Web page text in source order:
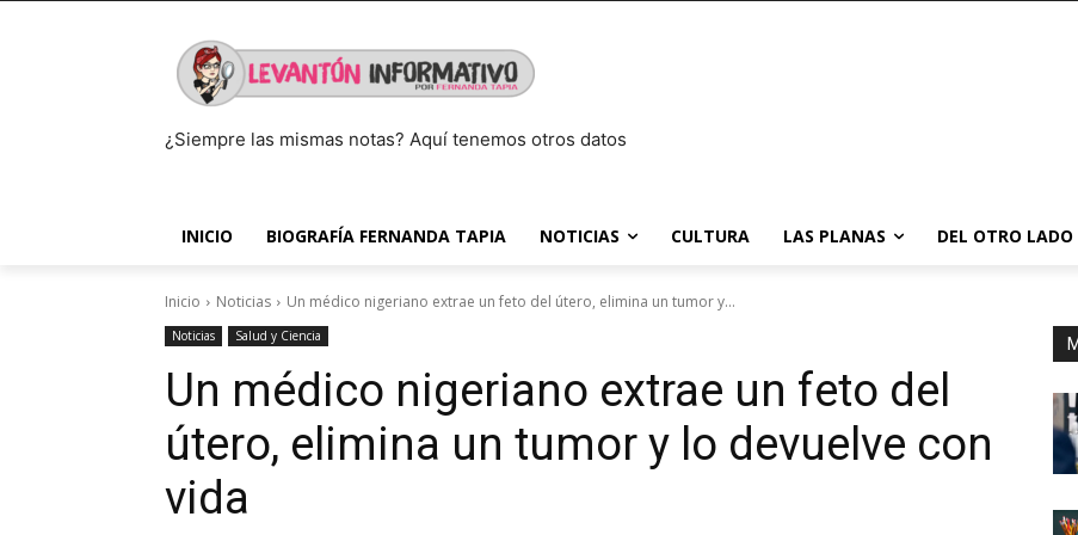
¿Siempre las mismas notas? Aquí tenemos otros datos
INICIO BIOGRAFÍA FERNANDA TAPIA NOTICIAS CULTURA LAS PLANAS DEL OTRO
Inicio Noticias Un médico nigeriano extrae un feto del útero, elimina un tumor y...
Noticias Salud y Ciencia
Un médico nigeriano extrae un feto del
útero, elimina un tumor y lo devuelve con
vida